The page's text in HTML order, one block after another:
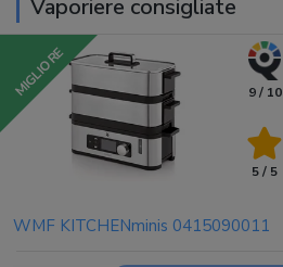
Vaporiere consigliate
MIGLIORE 9 / 10
5 / 5
WMF KITCHENminis 0415090011